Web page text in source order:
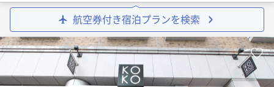
航空券付き宿泊プランを検索